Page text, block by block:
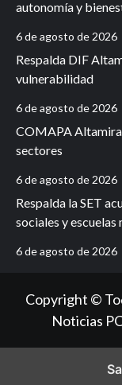
autonomía y
6 de agosto de 2026
Respalda DIF
vulnerabilidad
6 de agosto de 2026
COMAPA Altamira
sectores
6 de agosto de 2026
Respalda la SET
sociales y
6 de agosto de 2026
Copyright ©
Noticias